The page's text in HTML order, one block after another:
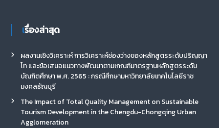
เรื่องล่าสุด
ผลงานเชิงวิเคราะห์ การวิเคราะห์ช่องว่างของหลักสูตรระดับปริญญา
โท และข้อเสนอแนวทางพัฒนาตามเกณฑ์มาตรฐานหลักสูตรระดับ
บัณฑิตศึกษา พ.ศ. 2565 : กรณีศึกษามหาวิทยาลัยเทคโนโลยีราช
มงคลธัญบุรี
The Impact of Total Quality Management on Sustainable
Tourism Development in the Chengdu-Chongqing Urban
Agglomeration